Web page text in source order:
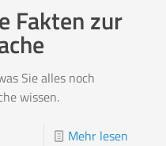
Fakten zur
Sie alles noch
wissen.
Mehr lesen